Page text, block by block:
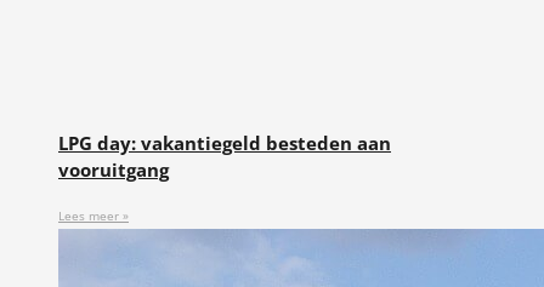
LPG day: vakantiegeld besteden aan
vooruitgang
Lees meer »